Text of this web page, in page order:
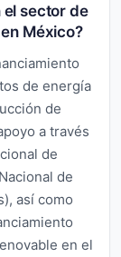
sector de
México?
de energía
de
a través
de
de
así como
en el